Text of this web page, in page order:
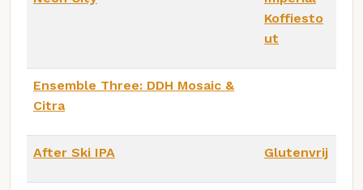
Koffiesto
ut
Ensemble Three: DDH Mosaic &
Citra
After Ski IPA Glutenvrij